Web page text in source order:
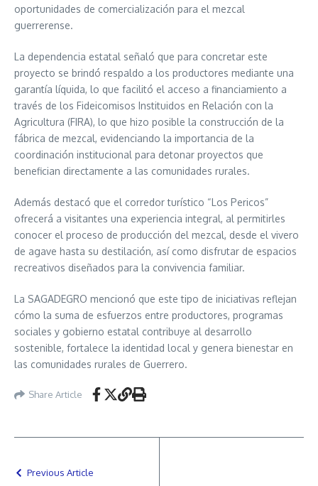
oportunidades de comercialización para el mezcal
guerrerense.
La dependencia estatal señaló que para concretar este
proyecto se brindó respaldo a los productores mediante una
garantía líquida, lo que facilitó el acceso a financiamiento a
través de los Fideicomisos Instituidos en Relación con la
Agricultura (FIRA), lo que hizo posible la construcción de la
fábrica de mezcal, evidenciando la importancia de la
coordinación institucional para detonar proyectos que
benefician directamente a las comunidades rurales.
Además destacó que el corredor turístico “Los Pericos”
ofrecerá a visitantes una experiencia integral, al permitirles
conocer el proceso de producción del mezcal, desde el vivero
de agave hasta su destilación, así como disfrutar de espacios
recreativos diseñados para la convivencia familiar.
La SAGADEGRO mencionó que este tipo de iniciativas reflejan
cómo la suma de esfuerzos entre productores, programas
sociales y gobierno estatal contribuye al desarrollo
sostenible, fortalece la identidad local y genera bienestar en
las comunidades rurales de Guerrero.
Share Article
Previous Article